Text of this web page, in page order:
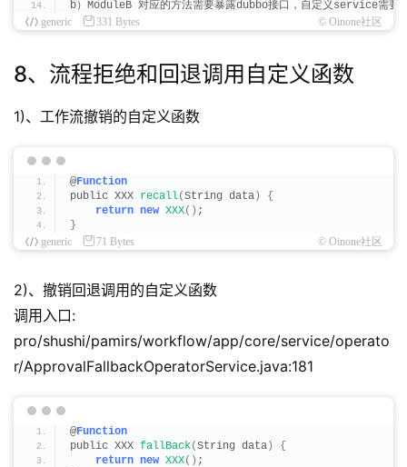
b）ModuleB 对应的方法需要暴露dubbo接口，自定义service需要
generic
331 Bytes © Oinone社区
8、流程拒绝和回退调用自定义函数
1)、工作流撤销的自定义函数
@Function
public XXX recall(String data )
{
return new XXX() ;
}
generic
71 Bytes © Oinone社区
2)、撤销回退调用的自定义函数
调用入口:
pro/shushi/pamirs/workflow/app/core/service/operato
r/ApprovalFallbackOperatorService.java:181
@Function
public XXX fallBack(String data )
{
return new XXX() ;